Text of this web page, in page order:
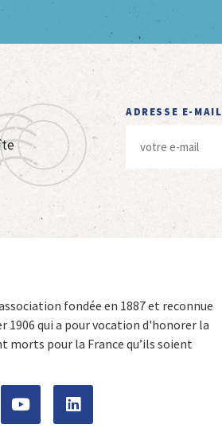
ADRESSE E-MAIL
fondée en 1887 et reconnue
1906 qui a pour vocation d'honorer la
morts pour la France qu’ils soient